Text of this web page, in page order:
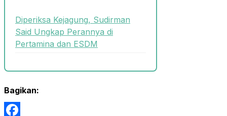
Diperiksa Kejagung, Sudirman
Said Ungkap Perannya di
Pertamina dan ESDM
Bagikan: